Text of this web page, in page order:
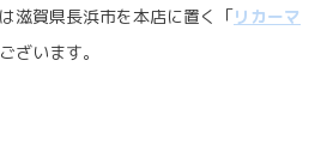
滋賀県長浜市を本店に置く「リカーマ
ざいます。